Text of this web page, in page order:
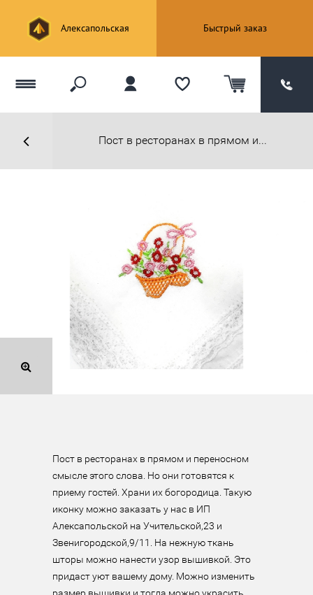
Алексапольская Быстрый заказ
Пост в ресторанах в прямом и...
Пост в ресторанах в прямом и переносном
смысле этого слова. Но они готовятся к
приему гостей. Храни их богородица. Такую
иконку можно заказать у нас в ИП
Алексапольской на Учительской,23 и
Звенигородской,9/11. На нежную ткань
шторы можно нанести узор вышивкой. Это
придаст уют вашему дому. Можно изменить